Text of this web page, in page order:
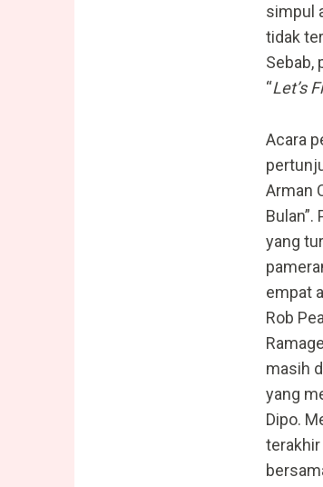
simpul
tidak
Sebab,
“Let’s
Acara
Arman
yang
empat
Rob
masih
yang
Dipo.
terakhir